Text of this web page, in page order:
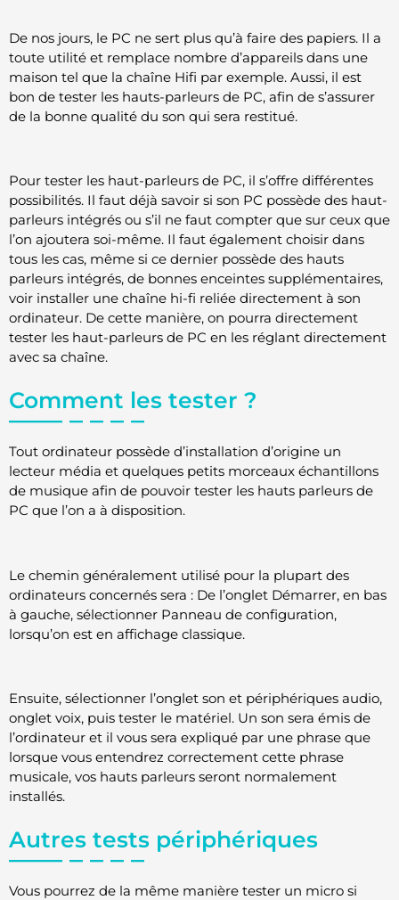
De nos jours, le PC ne sert plus qu’à faire des papiers. Il a
toute utilité et remplace nombre d’appareils dans une
maison tel que la chaîne Hifi par exemple. Aussi, il est
bon de tester les hauts-parleurs de PC, afin de s’assurer
de la bonne qualité du son qui sera restitué.
Pour tester les haut-parleurs de PC, il s’offre différentes
possibilités. Il faut déjà savoir si son PC possède des haut-
parleurs intégrés ou s’il ne faut compter que sur ceux que
l’on ajoutera soi-même. Il faut également choisir dans
tous les cas, même si ce dernier possède des hauts
parleurs intégrés, de bonnes enceintes supplémentaires,
voir installer une chaîne hi-fi reliée directement à son
ordinateur. De cette manière, on pourra directement
tester les haut-parleurs de PC en les réglant directement
avec sa chaîne.
Comment les tester ?
Tout ordinateur possède d’installation d’origine un
lecteur média et quelques petits morceaux échantillons
de musique afin de pouvoir tester les hauts parleurs de
PC que l’on a à disposition.
Le chemin généralement utilisé pour la plupart des
ordinateurs concernés sera : De l’onglet Démarrer, en bas
à gauche, sélectionner Panneau de configuration,
lorsqu’on est en affichage classique.
Ensuite, sélectionner l’onglet son et périphériques audio,
onglet voix, puis tester le matériel. Un son sera émis de
l’ordinateur et il vous sera expliqué par une phrase que
lorsque vous entendrez correctement cette phrase
musicale, vos hauts parleurs seront normalement
installés.
Autres tests périphériques
Vous pourrez de la même manière tester un micro si